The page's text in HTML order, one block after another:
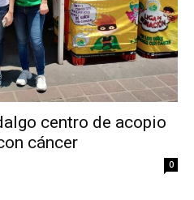
centro de acopio
cáncer
0